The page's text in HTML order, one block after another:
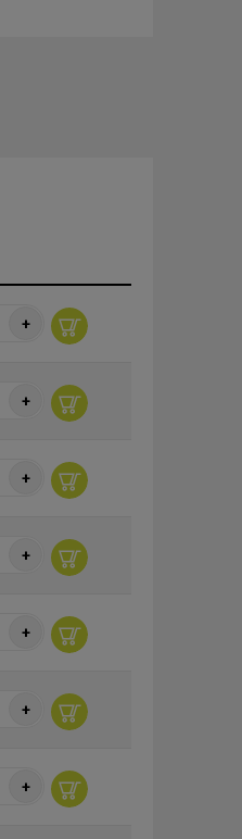
+
+
+
+
+
+
+